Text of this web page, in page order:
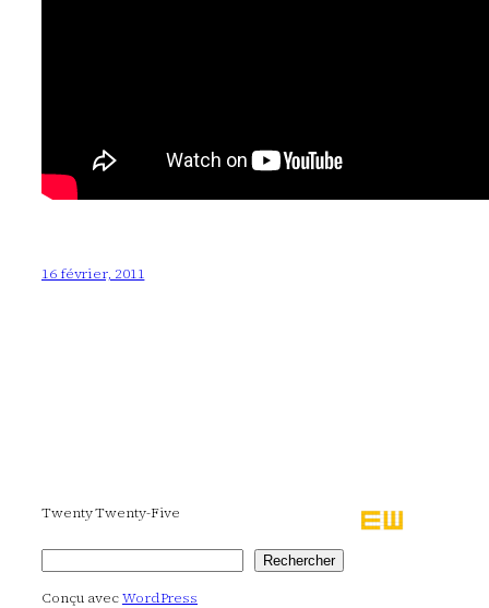
16 février, 2011
Twenty Twenty-Five
Rechercher Rechercher
Conçu avecWordPress